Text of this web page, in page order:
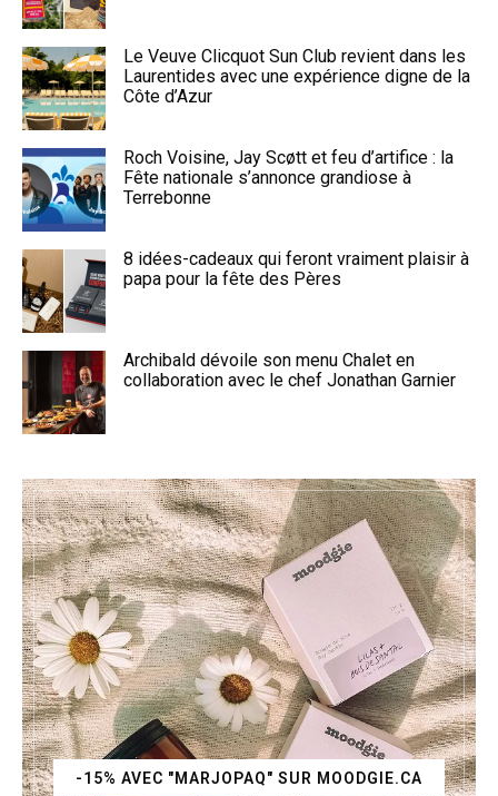
Le Veuve Clicquot Sun Club revient dans les
Laurentides avec une expérience digne de la
Côte d’Azur
Roch Voisine, Jay Scøtt et feu d’artifice : la
Fête nationale s’annonce grandiose à
Terrebonne
8 idées-cadeaux qui feront vraiment plaisir à
papa pour la fête des Pères
Archibald dévoile son menu Chalet en
collaboration avec le chef Jonathan Garnier
-15% AVEC "MARJOPAQ" SUR MOODGIE.CA